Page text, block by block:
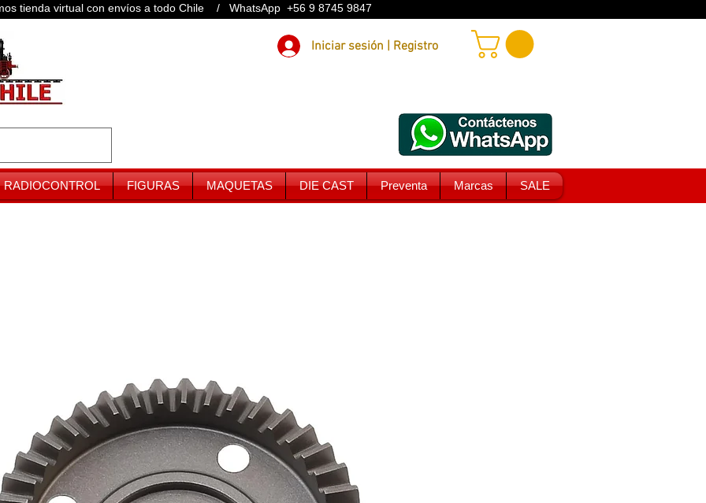
tienda virtual con envíos a todo Chile / WhatsApp +56 9 8745 9847
Iniciar sesión | Registro
RADIOCONTROL FIGURAS MAQUETAS DIE CAST Preventa Marcas SALE